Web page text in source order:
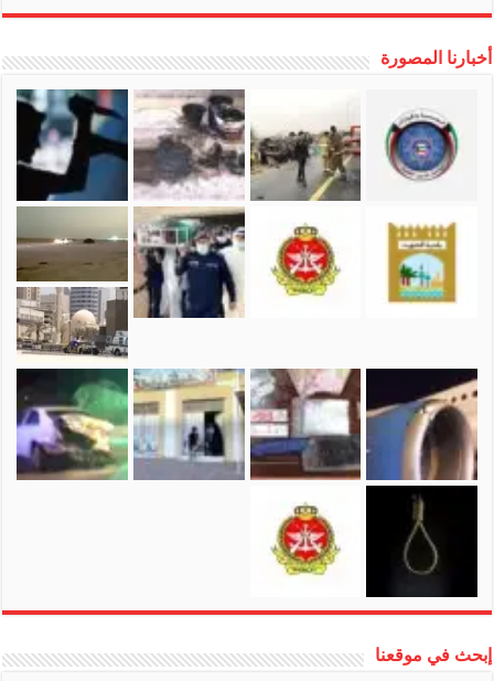
أخبارنا المصورة
إبحث في موقعنا